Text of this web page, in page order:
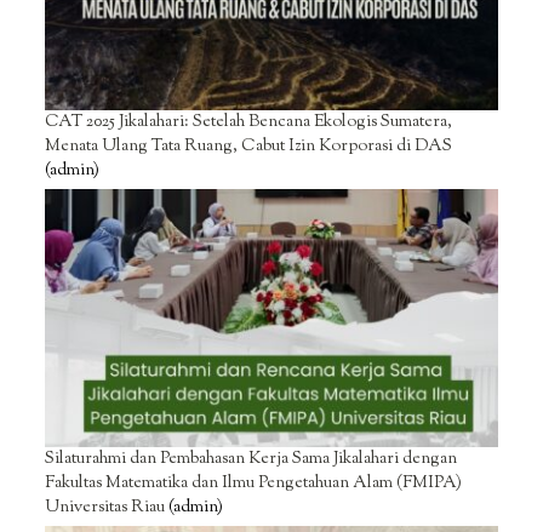
CAT 2025 Jikalahari: Setelah Bencana Ekologis Sumatera,
Menata Ulang Tata Ruang, Cabut Izin Korporasi di DAS
(admin)
Silaturahmi dan Pembahasan Kerja Sama Jikalahari dengan
Fakultas Matematika dan Ilmu Pengetahuan Alam (FMIPA)
Universitas Riau(admin)